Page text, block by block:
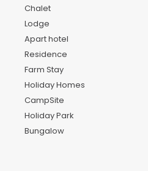
Chalet
Lodge
Apart hotel
Residence
Farm Stay
Holiday Homes
CampSite
Holiday Park
Bungalow